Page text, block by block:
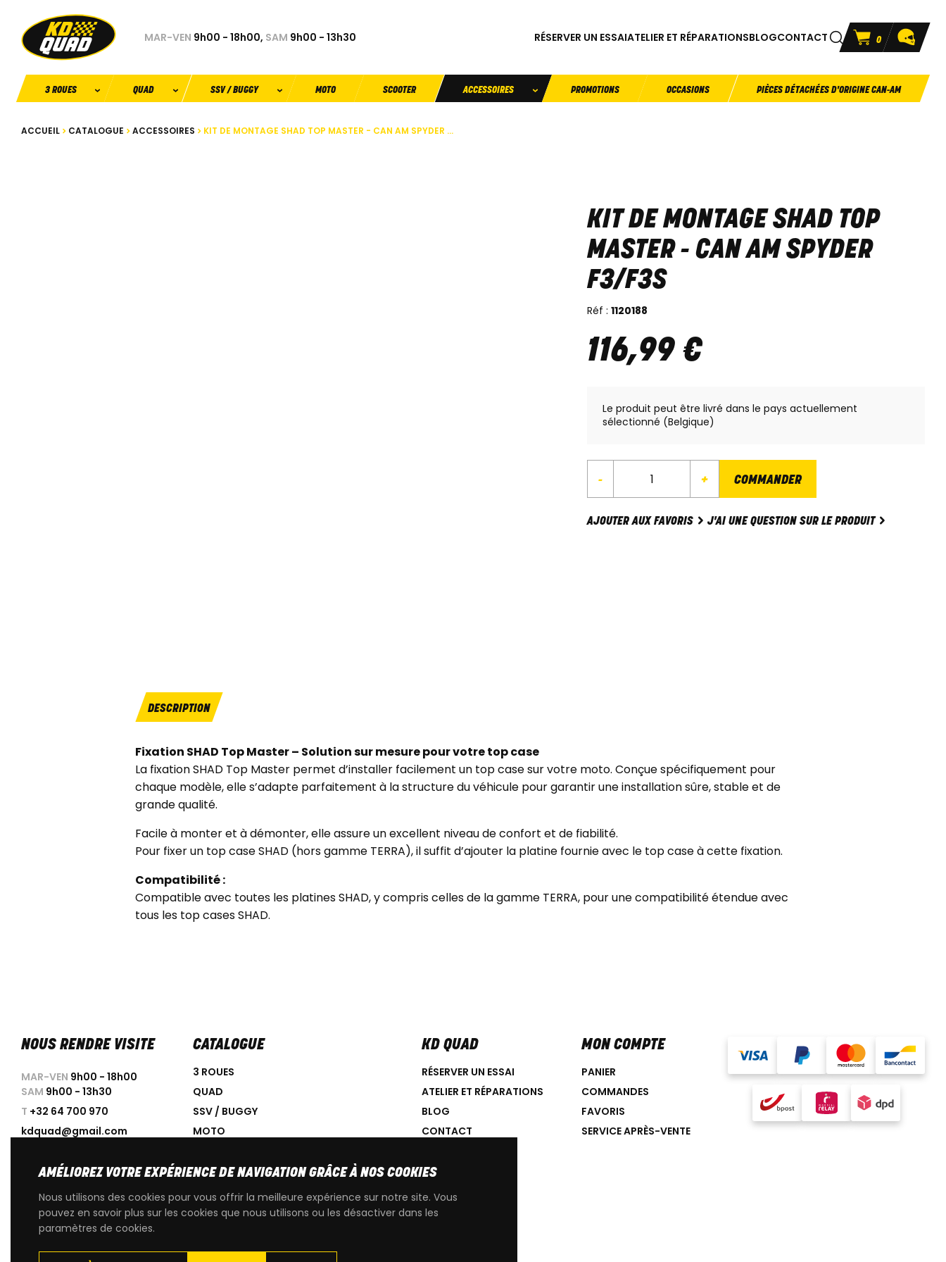
MAR-VEN 9h00 - 18h00, SAM 9h00 - 13h30 RÉSERVER UN ESSAIATELIER ET RÉPARATIONSBLOGCONTACT 0
3 ROUES QUAD SSV / BUGGY MOTO SCOOTER ACCESSOIRES PROMOTIONS OCCASIONS PIÈCES DÉTACHÉES D'ORIGINE CAN-AM
ACCUEIL CATALOGUE ACCESSOIRES KIT DE MONTAGE SHAD TOP MASTER - CAN AM SPYDER ...
KIT DE MONTAGE SHAD TOP
MASTER - CAN AM SPYDER
F3/F3S
Réf : 1120188
116,99 €
Le produit peut être livré dans le pays actuellement
sélectionné (Belgique)
- + COMMANDER
AJOUTER AUX FAVORIS J'AI UNE QUESTION SUR LE PRODUIT
DESCRIPTION
Fixation SHAD Top Master – Solution sur mesure pour votre top case
La fixation SHAD Top Master permet d’installer facilement un top case sur votre moto. Conçue spécifiquement pour
chaque modèle, elle s’adapte parfaitement à la structure du véhicule pour garantir une installation sûre, stable et de
grande qualité.
Facile à monter et à démonter, elle assure un excellent niveau de confort et de fiabilité.
Pour fixer un top case SHAD (hors gamme TERRA), il suffit d’ajouter la platine fournie avec le top case à cette fixation.
Compatibilité :
Compatible avec toutes les platines SHAD, y compris celles de la gamme TERRA, pour une compatibilité étendue avec
tous les top cases SHAD.
NOUS RENDRE VISITE
MAR-VEN 9h00 - 18h00
SAM 9h00 - 13h30
T +32 64 700 970
kdquad@gmail.com
CATALOGUE
3 ROUES
QUAD
SSV / BUGGY
MOTO
ACCESSOIRES
PROMOTIONS
OCCASIONS
KD QUAD
RÉSERVER UN ESSAI
ATELIER ET RÉPARATIONS
BLOG
CONTACT
MON COMPTE
PANIER
COMMANDES
FAVORIS
SERVICE APRÈS-VENTE
AMÉLIOREZ VOTRE EXPÉRIENCE DE NAVIGATION GRÂCE À NOS COOKIES
Nous utilisons des cookies pour vous offrir la meilleure expérience sur notre site. Vous
pouvez en savoir plus sur les cookies que nous utilisons ou les désactiver dans les
paramètres de cookies.